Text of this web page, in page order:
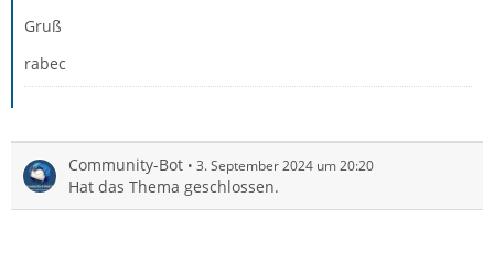
Gruß
rabec
Community-Bot 3. September 2024 um 20:20
Hat das Thema geschlossen.